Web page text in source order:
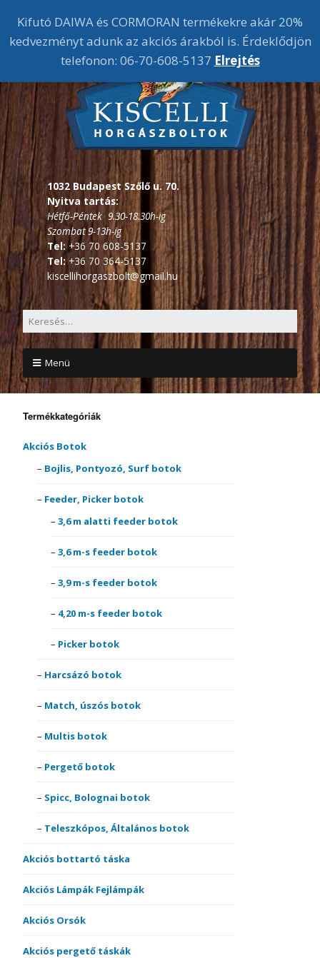
1032 Budapest Szőlő u. 70.
Nyitva tartás:
Hétfő-Péntek 9.30-18.30h-ig
Szombat 9-13h-ig
Tel:+36 70 608-5137
Tel: +36 70 364-5137
kiscellihorgaszbolt@gmail.hu
Menü
Termékkategóriák
Akciós Botok
Bojlis, Pontyozó, Surf botok
Feeder, Picker botok
3,6 m alatti feeder botok
3,6 m-s feeder botok
3,9 m-s feeder botok
4,20 m-s feeder botok
Picker botok
Harcsázó botok
Match, úszós botok
Multis botok
Pergető botok
Spicc, Bolognai botok
Teleszkópos, Általános botok
Akciós bottartó táska
Akciós Lámpák Fejlámpák
Akciós Orsók
Akciós pergető táskák
Kifutó DAIWA és CORMORAN termékekre akár 20%
kedvezményt adunk az akciós árakból is. Érdeklődjön
telefonon: 06-70-608-5137 Elrejtés